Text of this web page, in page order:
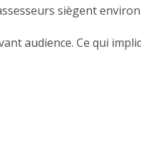
siègent
audience. Ce qui